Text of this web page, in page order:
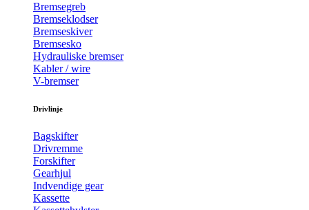
Bremsegreb
Bremseklodser
Bremseskiver
Bremsesko
Hydrauliske bremser
Kabler / wire
V-bremser
Drivlinje
Bagskifter
Drivremme
Forskifter
Gearhjul
Indvendige gear
Kassette